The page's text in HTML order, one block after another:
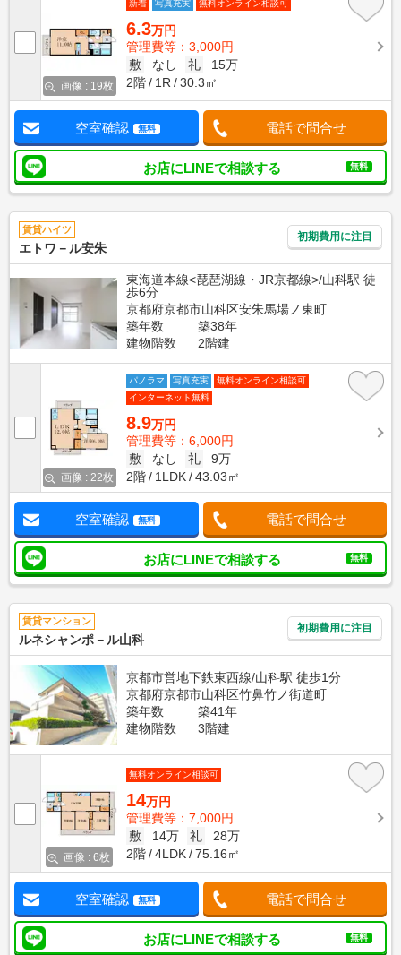
画像 : 19枚
新着 写真充実 無料オンライン相談可
6.3万円
管理費等：3,000円
敷
なし 礼
15万
2階
1R 30.3㎡
空室確認 無料 電話で問合せ
お店にLINEで相談する 無料
賃貸ハイツ
エトワ－ル安朱
初期費用に注目
東海道本線<琵琶湖線・JR京都線>/山科駅 徒
歩6分
京都府京都市山科区安朱馬場ノ東町
築年数
築38年
建物階数
2階建
画像 : 22枚
パノラマ 写真充実
無料オンライン相談可
インターネット無料
8.9万円
管理費等：6,000円
敷
なし 礼
9万
2階
1LDK 43.03㎡
空室確認 無料 電話で問合せ
お店にLINEで相談する 無料
賃貸マンション
ルネシャンポ－ル山科
初期費用に注目
京都市営地下鉄東西線/山科駅 徒歩1分
京都府京都市山科区竹鼻竹ノ街道町
築年数
築41年
建物階数
3階建
画像 : 6枚
無料オンライン相談可
14万円
管理費等：7,000円
敷
14万 礼
28万
2階
4LDK 75.16㎡
空室確認 無料 電話で問合せ
お店にLINEで相談する 無料